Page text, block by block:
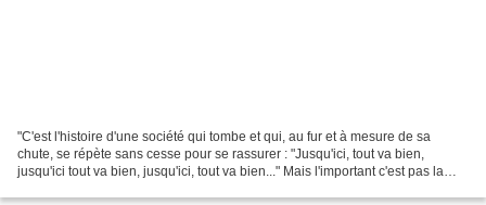
"C'est l'histoire d'une société qui tombe et qui, au fur et à mesure de sa
chute, se répète sans cesse pour se rassurer : "Jusqu'ici, tout va bien,
jusqu'ici tout va bien, jusqu'ici, tout va bien..." Mais l'important c'est pas la